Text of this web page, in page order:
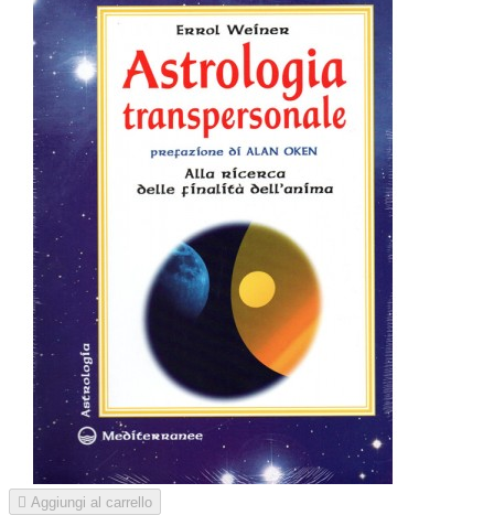
 Aggiungi al carrello